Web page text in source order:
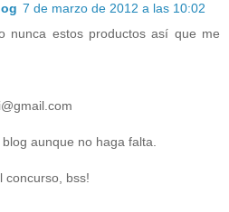
7 de marzo de 2012 a las 10:02
nunca estos productos así que me
aunque no haga falta.
concurso, bss!